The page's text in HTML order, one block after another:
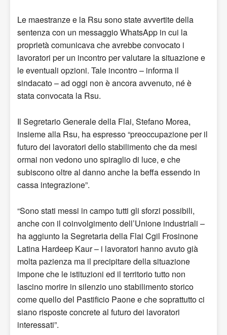
Le maestranze e la Rsu sono state avvertite della
sentenza con un messaggio WhatsApp in cui la
proprietà comunicava che avrebbe convocato i
lavoratori per un incontro per valutare la situazione e
le eventuali opzioni. Tale incontro – informa il
sindacato – ad oggi non è ancora avvenuto, né è
stata convocata la Rsu.
Il Segretario Generale della Flai, Stefano Morea,
insieme alla Rsu, ha espresso “preoccupazione per il
futuro dei lavoratori dello stabilimento che da mesi
ormai non vedono uno spiraglio di luce, e che
subiscono oltre al danno anche la beffa essendo in
cassa integrazione”.
“Sono stati messi in campo tutti gli sforzi possibili,
anche con il coinvolgimento dell’Unione industriali –
ha aggiunto la Segretaria della Flai Cgil Frosinone
Latina Hardeep Kaur – i lavoratori hanno avuto già
molta pazienza ma il precipitare della situazione
impone che le istituzioni ed il territorio tutto non
lascino morire in silenzio uno stabilimento storico
come quello del Pastificio Paone e che soprattutto ci
siano risposte concrete al futuro dei lavoratori
interessati”.